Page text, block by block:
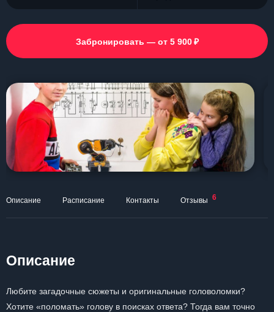
Забронировать — от 5 900 ₽
Описание Расписание Контакты Отзывы 6
Описание
Любите загадочные сюжеты и оригинальные головоломки?
Хотите «поломать» голову в поисках ответа? Тогда вам точно